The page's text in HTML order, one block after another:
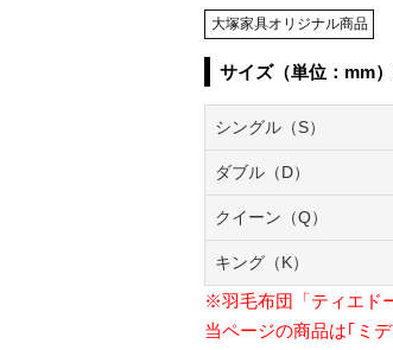
大塚家具オリジナル商品
サイズ（単位：mm
シングル（S）
ダブル（D）
クイーン（Q）
キング（K）
※羽毛布団「ティエド
当ページの商品は｢ミ